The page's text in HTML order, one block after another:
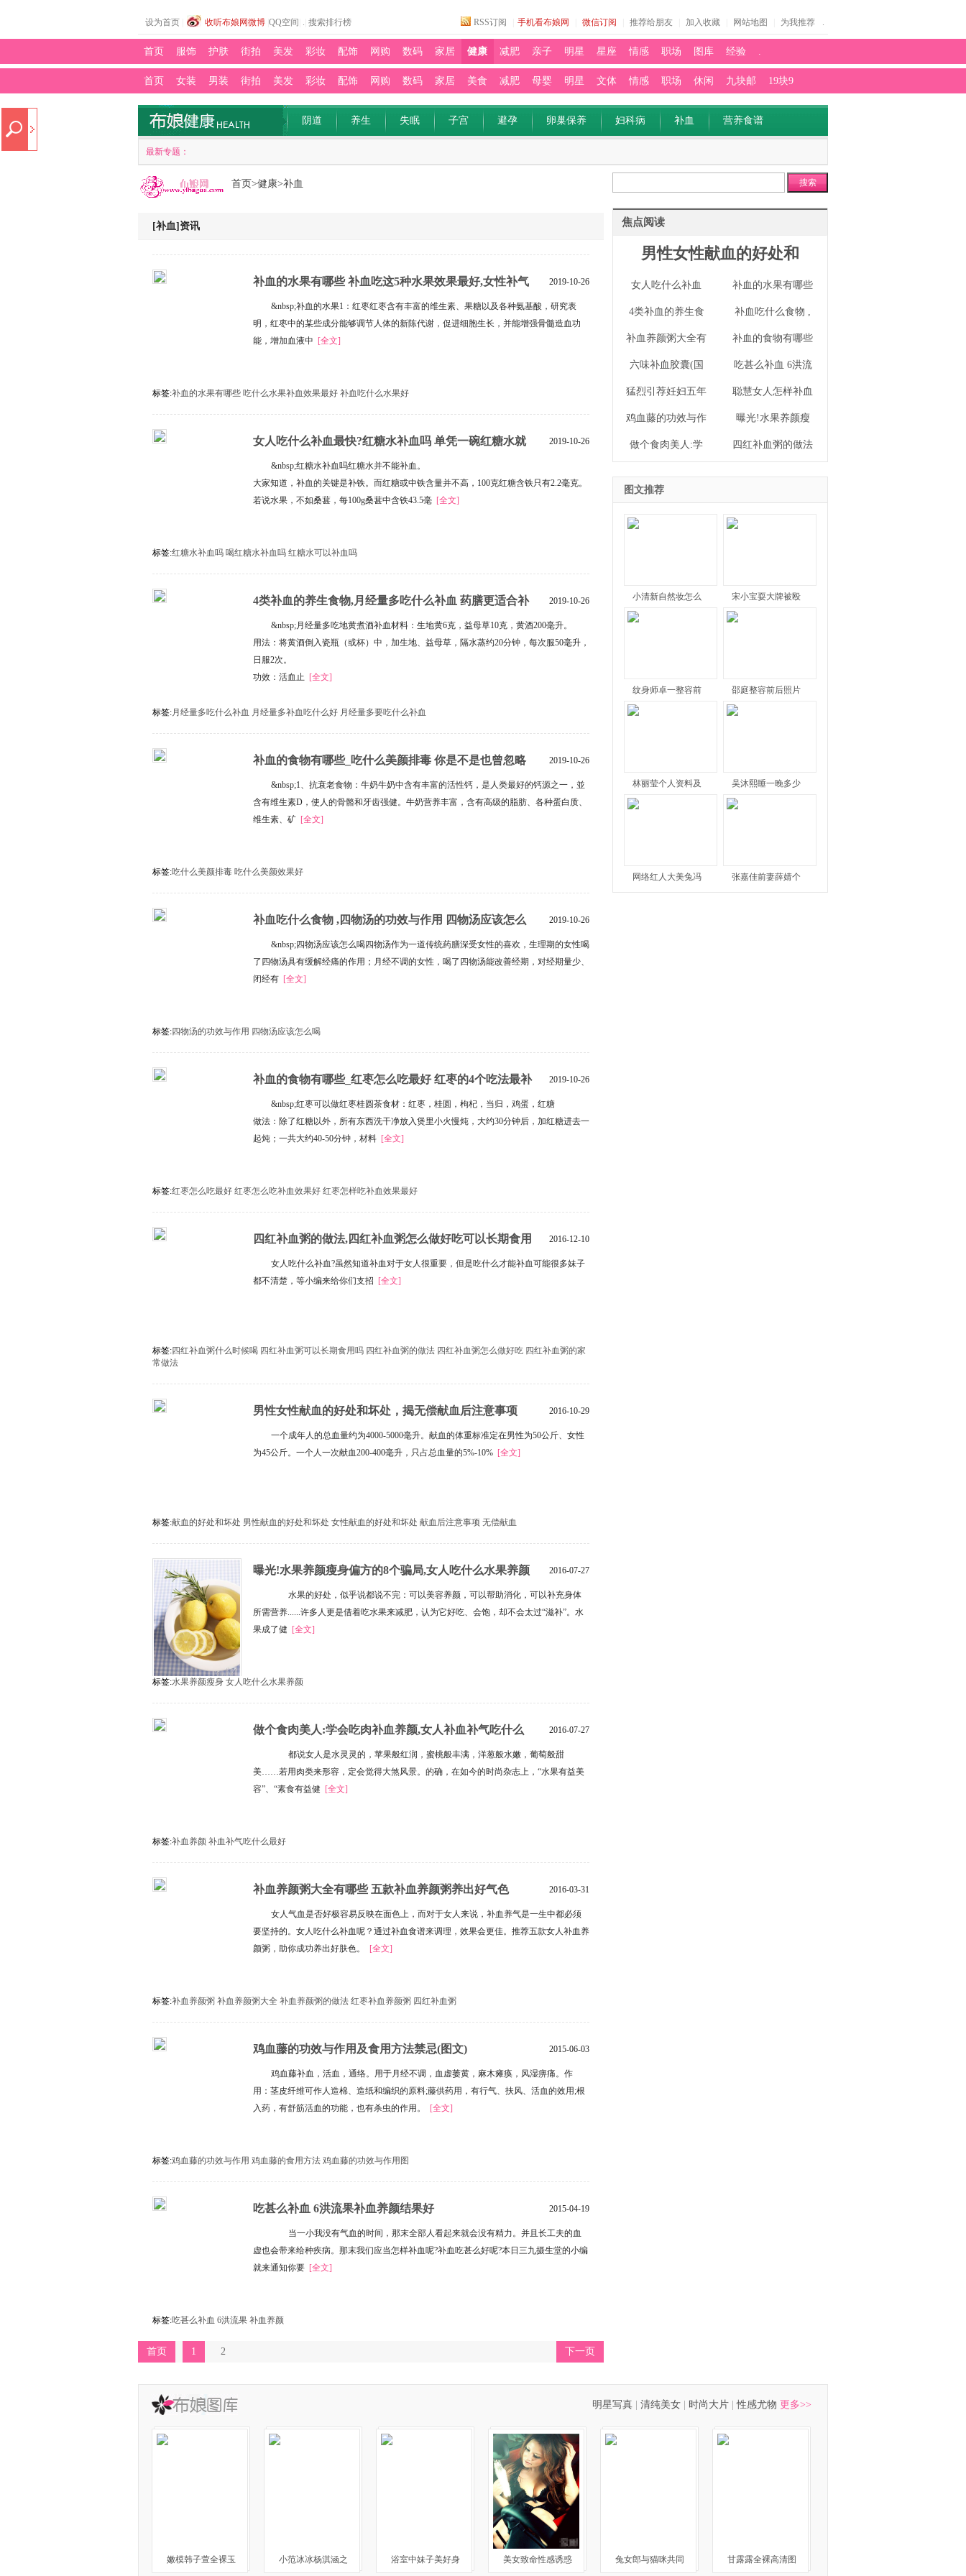
设为首页 收听布娘网微博 QQ空间 . 搜索排行榜 RSS订阅 手机看布娘网 微信订阅 推荐给朋友 加入收藏 网站地图 为我推荐 .
首页 服饰 护肤 街拍 美发 彩妆 配饰 网购 数码 家居 健康 减肥 亲子 明星 星座 情感 职场 图库 经验 .
首页 女装 男装 街拍 美发 彩妆 配饰 网购 数码 家居 美食 减肥 母婴 明星 文体 情感 职场 休闲 九块邮 19块9
娱乐
热点
阴道
养生 失眠 子宫 避孕 卵巢保养 妇科病 补血 营养食谱
最新专题：
首页>健康>补血
[补血]资讯
补血的水果有哪些 补血吃这5种水果效果最好,女性补气
血的8个偏方
2019-10-26
&nbsp;补血的水果1：红枣红枣含有丰富的维生素、果糖以及各种氨基酸，研究表
明，红枣中的某些成分能够调节人体的新陈代谢，促进细胞生长，并能增强骨髓造血功
能，增加血液中 [全文]
标签:补血的水果有哪些 吃什么水果补血效果最好 补血吃什么水果好
女人吃什么补血最快?红糖水补血吗 单凭一碗红糖水就
能补血吗
2019-10-26
&nbsp;红糖水补血吗红糖水并不能补血。
大家知道，补血的关键是补铁。而红糖或中铁含量并不高，100克红糖含铁只有2.2毫克。
若说水果，不如桑葚，每100g桑葚中含铁43.5毫 [全文]
标签:红糖水补血吗 喝红糖水补血吗 红糖水可以补血吗
4类补血的养生食物,月经量多吃什么补血 药膳更适合补
2019-10-26
&nbsp;月经量多吃地黄煮酒补血材料：生地黄6克，益母草10克，黄酒200毫升。
用法：将黄酒倒入瓷瓶（或杯）中，加生地、益母草，隔水蒸约20分钟，每次服50毫升，
日服2次。
功效：活血止 [全文]
标签:月经量多吃什么补血 月经量多补血吃什么好 月经量多要吃什么补血
补血的食物有哪些_吃什么美颜排毒 你是不是也曾忽略
2019-10-26
&nbsp;1、抗衰老食物：牛奶牛奶中含有丰富的活性钙，是人类最好的钙源之一，並
含有维生素D，使人的骨骼和牙齿强健。牛奶营养丰富，含有高级的脂肪、各种蛋白质、
维生素、矿 [全文]
标签:吃什么美颜排毒 吃什么美颜效果好
补血吃什么食物 ,四物汤的功效与作用 四物汤应该怎么
2019-10-26
&nbsp;四物汤应该怎么喝四物汤作为一道传统药膳深受女性的喜欢，生理期的女性喝
了四物汤具有缓解经痛的作用；月经不调的女性，喝了四物汤能改善经期，对经期量少、
闭经有 [全文]
标签:四物汤的功效与作用 四物汤应该怎么喝
补血的食物有哪些_红枣怎么吃最好 红枣的4个吃法最补
2019-10-26
&nbsp;红枣可以做红枣桂圆茶食材：红枣，桂圆，枸杞，当归，鸡蛋，红糖
做法：除了红糖以外，所有东西洗干净放入煲里小火慢炖，大约30分钟后，加红糖进去一
起炖；一共大约40-50分钟，材料 [全文]
标签:红枣怎么吃最好 红枣怎么吃补血效果好 红枣怎样吃补血效果最好
四红补血粥的做法,四红补血粥怎么做好吃可以长期食用
吗,四红补血粥的家常做法
2016-12-10
女人吃什么补血?虽然知道补血对于女人很重要，但是吃什么才能补血可能很多妹子
都不清楚，等小编来给你们支招 [全文]
标签:四红补血粥什么时候喝 四红补血粥可以长期食用吗 四红补血粥的做法 四红补血粥怎么做好吃 四红补血粥的家
常做法
男性女性献血的好处和坏处，揭无偿献血后注意事项 2016-10-29
一个成年人的总血量约为4000-5000毫升。献血的体重标准定在男性为50公斤、女性
为45公斤。一个人一次献血200-400毫升，只占总血量的5%-10% [全文]
标签:献血的好处和坏处 男性献血的好处和坏处 女性献血的好处和坏处 献血后注意事项 无偿献血
曝光!水果养颜瘦身偏方的8个骗局,女人吃什么水果养颜 2016-07-27
水果的好处，似乎说都说不完：可以美容养颜，可以帮助消化，可以补充身体
所需营养......许多人更是借着吃水果来减肥，认为它好吃、会饱，却不会太过“滋补”。水
果成了健 [全文]
标签:水果养颜瘦身 女人吃什么水果养颜
做个食肉美人:学会吃肉补血养颜,女人补血补气吃什么
2016-07-27
都说女人是水灵灵的，苹果般红润，蜜桃般丰满，洋葱般水嫩，葡萄般甜
美……若用肉类来形容，定会觉得大煞风景。的确，在如今的时尚杂志上，“水果有益美
容”、“素食有益健 [全文]
标签:补血养颜 补血补气吃什么最好
补血养颜粥大全有哪些 五款补血养颜粥养出好气色 2016-03-31
女人气血是否好极容易反映在面色上，而对于女人来说，补血养气是一生中都必须
要坚持的。女人吃什么补血呢？通过补血食谱来调理，效果会更佳。推荐五款女人补血养
颜粥，助你成功养出好肤色。
[全文]
标签:补血养颜粥 补血养颜粥大全 补血养颜粥的做法 红枣补血养颜粥 四红补血粥
鸡血藤的功效与作用及食用方法禁忌(图文) 2015-06-03
鸡血藤补血，活血，通络。用于月经不调，血虚萎黄，麻木瘫痪，风湿痹痛。作
用：茎皮纤维可作人造棉、造纸和编织的原料;藤供药用，有行气、扶风、活血的效用;根
入药，有舒筋活血的功能，也有杀虫的作用。
[全文]
标签:鸡血藤的功效与作用 鸡血藤的食用方法 鸡血藤的功效与作用图
吃甚么补血 6洪流果补血养颜结果好 2015-04-19
当一小我没有气血的时间，那末全部人看起来就会没有精力。并且长工夫的血
虚也会带来给种疾病。那末我们应当怎样补血呢?补血吃甚么好呢?本日三九摄生堂的小编
就来通知你要 [全文]
标签:吃甚么补血 6洪流果 补血养颜
首页 1 2 下一页
搜索
焦点阅读
男性女性献血的好处和
女人吃什么补血 补血的水果有哪些
4类补血的养生食 补血吃什么食物 ,
补血养颜粥大全有 补血的食物有哪些
六味补血胶囊(国 吃甚么补血 6洪流
猛烈引荐妊妇五年 聪慧女人怎样补血
鸡血藤的功效与作 曝光!水果养颜瘦
做个食肉美人:学 四红补血粥的做法
图文推荐
小清新自然妆怎么 宋小宝耍大牌被殴
纹身师卓一整容前 邵庭整容前后照片
林丽莹个人资料及 吴沐熙睡一晚多少
网络红人大美兔冯 张嘉佳前妻薛婧个
明星写真 清纯美女 时尚大片 |性感尤物 更多>>
嫩模韩子萱全裸玉 小范冰冰杨淇涵之 浴室中妹子美好身 美女致命性感诱惑 兔女郎与猫咪共同 甘露露全裸高清图